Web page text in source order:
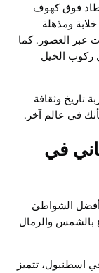
فوق كهوف
ومذهلة
عبر العصور. كما
ركوب الخيل
تاريخ وثقافة
في عالم آخر.
في
أفضل الشواطئ
بالشمس والرمال
اسطنبول، تتميز